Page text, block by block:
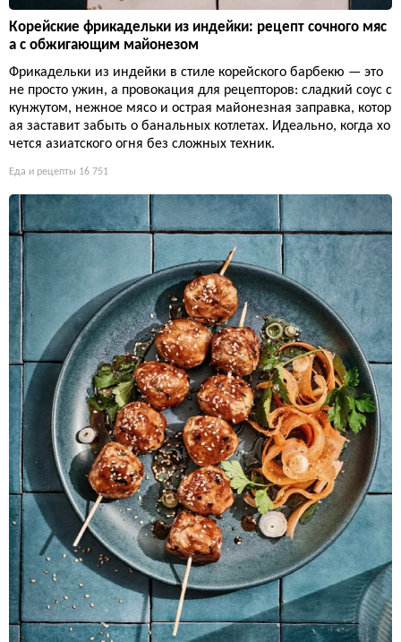
Корейские фрикадельки из индейки: рецепт сочного мяс
а с обжигающим майонезом
Фрикадельки из индейки в стиле корейского барбекю — это
не просто ужин, а провокация для рецепторов: сладкий соус с
кунжутом, нежное мясо и острая майонезная заправка, котор
ая заставит забыть о банальных котлетах. Идеально, когда хо
чется азиатского огня без сложных техник.
Еда и рецепты 16 751